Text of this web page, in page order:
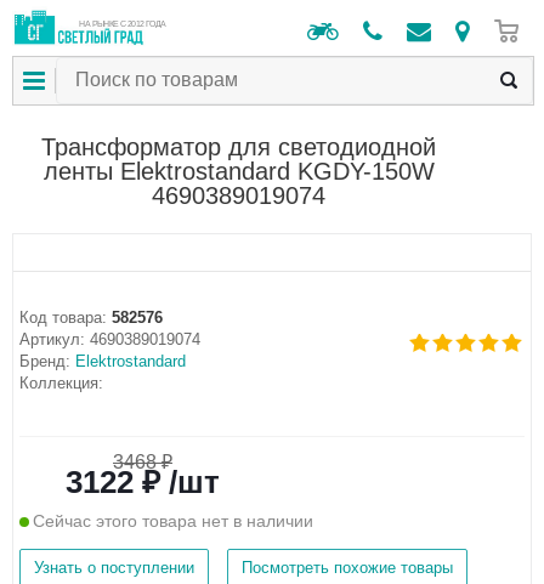
НА РЫНКЕ С 2012 ГОДА
Трансформатор для светодиодной
ленты Elektrostandard KGDY-150W
4690389019074
Код товара: 582576
Артикул: 4690389019074
Бренд: Elektrostandard
Коллекция:
3468 ₽
3122 ₽ /шт
Сейчас этого товара нет в наличии
Узнать о поступлении Посмотреть похожие товары